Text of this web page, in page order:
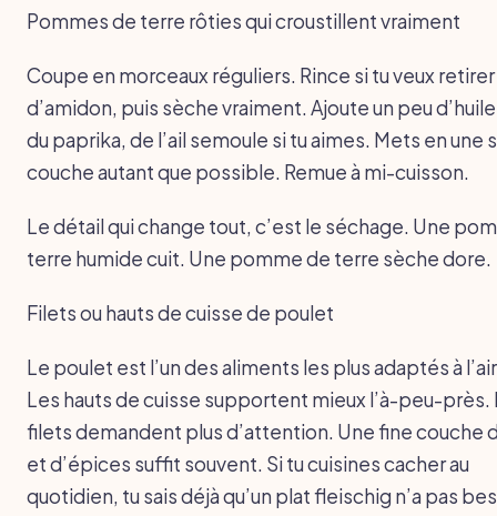
Pommes de terre rôties qui croustillent vraiment
Coupe en morceaux réguliers. Rince si tu veux
d’amidon, puis sèche vraiment. Ajoute un peu
du paprika, de l’ail semoule si tu aimes. Mets en une
couche autant que possible. Remue à mi-cuisson.
Le détail qui change tout, c’est le séchage. Une
terre humide cuit. Une pomme de terre sèche dore.
Filets ou hauts de cuisse de poulet
Le poulet est l’un des aliments les plus adaptés à
Les hauts de cuisse supportent mieux l’à-peu-près.
filets demandent plus d’attention. Une fine couche
et d’épices suffit souvent. Si tu cuisines cacher au
quotidien, tu sais déjà qu’un plat fleischig n’a pas